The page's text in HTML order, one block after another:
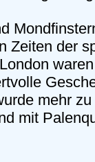
Zeiten der
mehr
mit